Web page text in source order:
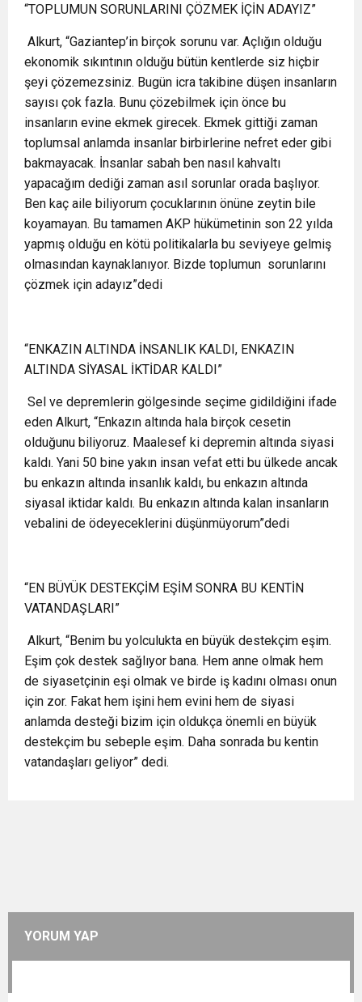
“TOPLUMUN SORUNLARINI ÇÖZMEK İÇİN ADAYIZ”
Alkurt, “Gaziantep’in birçok sorunu var. Açlığın olduğu
ekonomik sıkıntının olduğu bütün kentlerde siz hiçbir
şeyi çözemezsiniz. Bugün icra takibine düşen insanların
sayısı çok fazla. Bunu çözebilmek için önce bu
insanların evine ekmek girecek. Ekmek gittiği zaman
toplumsal anlamda insanlar birbirlerine nefret eder gibi
bakmayacak. İnsanlar sabah ben nasıl kahvaltı
yapacağım dediği zaman asıl sorunlar orada başlıyor.
Ben kaç aile biliyorum çocuklarının önüne zeytin bile
koyamayan. Bu tamamen AKP hükümetinin son 22 yılda
yapmış olduğu en kötü politikalarla bu seviyeye gelmiş
olmasından kaynaklanıyor. Bizde toplumun sorunlarını
çözmek için adayız”dedi
“ENKAZIN ALTINDA İNSANLIK KALDI, ENKAZIN
ALTINDA SİYASAL İKTİDAR KALDI”
Sel ve depremlerin gölgesinde seçime gidildiğini ifade
eden Alkurt, “Enkazın altında hala birçok cesetin
olduğunu biliyoruz. Maalesef ki depremin altında siyasi
kaldı. Yani 50 bine yakın insan vefat etti bu ülkede ancak
bu enkazın altında insanlık kaldı, bu enkazın altında
siyasal iktidar kaldı. Bu enkazın altında kalan insanların
vebalini de ödeyeceklerini düşünmüyorum”dedi
“EN BÜYÜK DESTEKÇİM EŞİM SONRA BU KENTİN
VATANDAŞLARI”
Alkurt, “Benim bu yolculukta en büyük destekçim eşim.
Eşim çok destek sağlıyor bana. Hem anne olmak hem
de siyasetçinin eşi olmak ve birde iş kadını olması onun
için zor. Fakat hem işini hem evini hem de siyasi
anlamda desteği bizim için oldukça önemli en büyük
destekçim bu sebeple eşim. Daha sonrada bu kentin
vatandaşları geliyor” dedi.
YORUM YAP